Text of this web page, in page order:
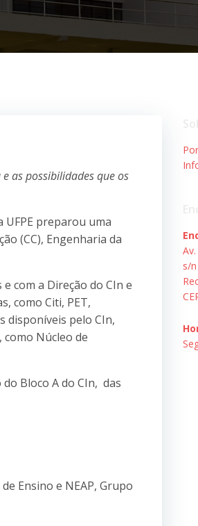
as possibilidades que os
UFPE preparou uma
(CC), Engenharia da
com a Direção do CIn e
como Citi, PET,
disponíveis pelo CIn,
como Núcleo de
Bloco A do CIn, das
Ensino e NEAP, Grupo
s/